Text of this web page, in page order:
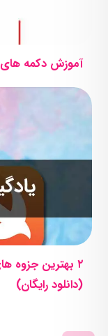
آموزش دکمه های UI (رابط کاربری) در iOS به زبان ساده
(دانلود رایگان)